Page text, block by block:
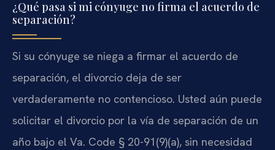
¿Qué pasa si mi cónyuge no firma el acuerdo de
separación?
Si su cónyuge se niega a firmar el acuerdo de
separación, el divorcio deja de ser
verdaderamente no contencioso. Usted aún puede
solicitar el divorcio por la vía de separación de un
año bajo el Va. Code § 20-91(9)(a), sin necesidad